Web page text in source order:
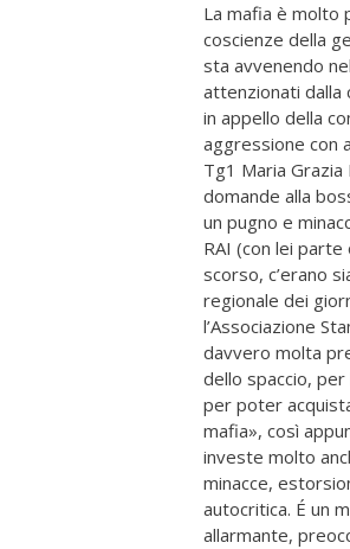
La mafia è molto
coscienze della
sta avvenendo
attenzionati dalla
in appello della
aggressione con
Tg1 Maria
domande alla
un pugno e
RAI (con lei
scorso, c’erano
regionale dei
l’Associazione
davvero molta
dello spaccio,
per poter
mafia», così
investe molto
minacce,
autocritica. É un
allarmante,